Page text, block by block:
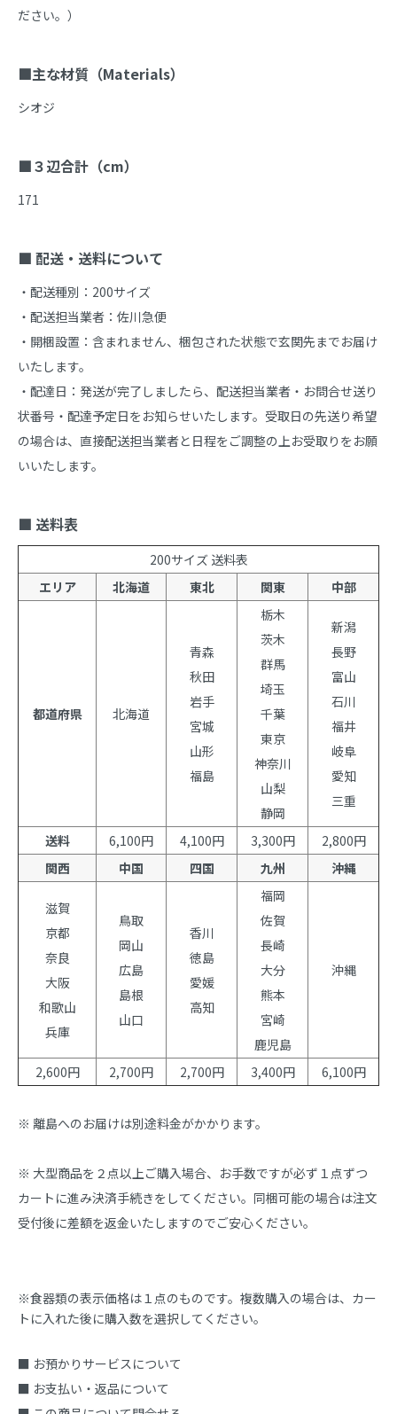
ださい。）
■主な材質（Materials）
シオジ
■３辺合計（cm）
171
■ 配送・送料について
・配送種別：200サイズ
・配送担当業者：佐川急便
・開梱設置：含まれません、梱包された状態で玄関先までお届け
いたします。
・配達日：発送が完了しましたら、配送担当業者・お問合せ送り
状番号・配達予定日をお知らせいたします。受取日の先送り希望
の場合は、直接配送担当業者と日程をご調整の上お受取りをお願
いいたします。
■ 送料表
200サイズ 送料表
エリア
北海道 東北 関東 中部
都道府県 北海道
青森
秋田
岩手
宮城
山形
福島
栃木
茨木
群馬
埼玉
千葉
東京
神奈川
山梨
静岡
新潟
長野
富山
石川
福井
岐阜
愛知
三重
送料 6,100円 4,100円 3,300円
2,800円
関西
中国 四国 九州 沖縄
滋賀
京都
奈良
大阪
和歌山
兵庫
鳥取
岡山
広島
島根
山口
香川
徳島
愛媛
高知
福岡
佐賀
長崎
大分
熊本
宮崎
鹿児島
沖縄
2,600円 2,700円 2,700円 3,400円 6,100円
※ 離島へのお届けは別途料金がかかります。
※ 大型商品を２点以上ご購入場合、お手数ですが必ず１点ずつ
カートに進み決済手続きをしてください。同梱可能の場合は注文
受付後に差額を返金いたしますのでご安心ください。
※食器類の表示価格は１点のものです。複数購入の場合は、カー
トに入れた後に購入数を選択してください。
■ お預かりサービスについて
■ お支払い・返品について